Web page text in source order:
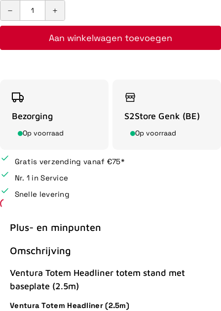
Aan winkelwagen toevoegen
Bezorging
Op voorraad
S2Store Genk (BE)
Op voorraad
Gratis verzending vanaf €75*
Nr. 1 in Service
Snelle levering
Plus- en minpunten
Omschrijving
Ventura Totem Headliner totem stand met
baseplate (2.5m)
Ventura Totem Headliner (2.5m)